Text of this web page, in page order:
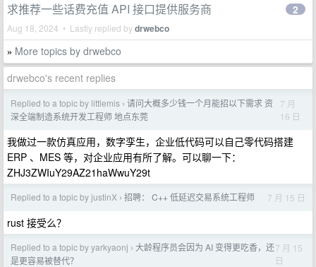
求推荐一些话费充值 API 接口提供服务商
Aug 18, 2024 • Lastly replied bydrwebco
2
» More topics by drwebco
drwebco's recent replies
Replied to a topic by littlemis › 请问大概多少钱一个月能招以下需求 资
深全端制造系统开发工程师 地点东莞
7 月
16 日
我做过一款仿真应用，数字孪生，企业低代码可以自己零代码搭建
ERP 、MES 等，对企业应用有所了解。可以聊一下：
ZHJ3ZWIuY29AZ21haWwuY29t
Replied to a topic by justinX › 招聘： C++ 低延迟交易系统工程师 7 月 15 日
rust 接受么？
Replied to a topic by yarkyaonj › 大龄程序员会因为 AI 变得更吃香，还
是更容易被替代？
7 月 15
日